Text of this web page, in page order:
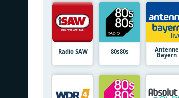
Radio SAW 80s80s Antenne
Bayern